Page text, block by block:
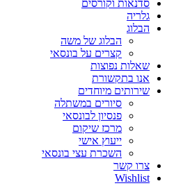
סדנאות וקורסים
גלריה
הבלוג
הבלוג של משה
קצרים על בונסאי
שאלות נפוצות
אנו בתקשורת
שירותים מיוחדים
סיורים במשתלה
פנסיון לבונסאי
מרכז שיקום
ייעוץ אישי
השכרת עצי בונסאי
צרו קשר
Wishlist